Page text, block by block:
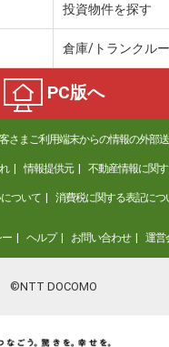
投資物件を探す
倉庫/トランクル
PC版へ
さまご利用端末からの情報の外部
情報提供元 不動産情報に関
ついて 消費税に関する表記につ
ヘルプ お問い合わせ 運営
©NTT DOCOMO